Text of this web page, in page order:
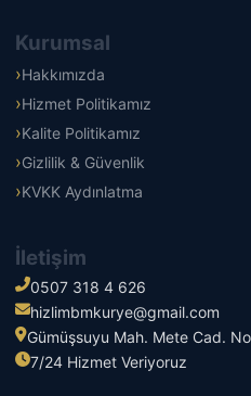
Kurumsal
Hakkımızda
Hizmet Politikamız
Kalite Politikamız
Gizlilik & Güvenlik
KVKK Aydınlatma
İletişim
0507 318 4 626
hizlimbmkurye@gmail.com
Gümüşsuyu Mah. Mete Cad.
7/24 Hizmet Veriyoruz